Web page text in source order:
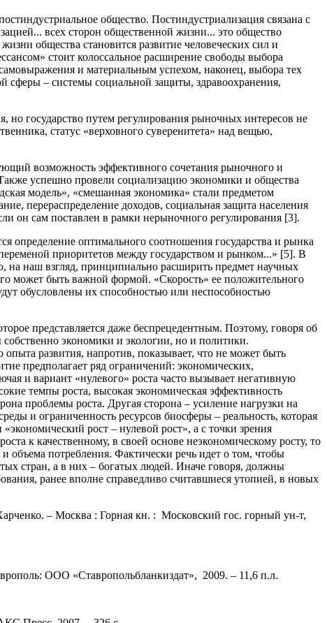
общество. Постиндустриализация связана с
всех сторон общественной жизни... это общество
общества становится развитие человеческих сил и
стоит колоссальное расширение свободы выбора
и материальным успехом, наконец, выбора тех
сферы – системы социальной защиты, здравоохранения,
государство путем регулирования рыночных интересов не
статус «верховного суверенитета» над вещью,
возможность эффективного сочетания рыночного и
успешно провели социализацию экономики и общества
модель», «смешанная экономика» стали предметом
перераспределение доходов, социальная защита населения
он сам поставлен в рамки нерыночного регулирования [3].
определение оптимального соотношения государства и рынка
приоритетов между государством и рынком...» [5]. В
на наш взгляд, принципиально расширить предмет научных
может быть важной формой. «Скорость» ее положительного
обусловлены их способностью или неспособностью
представляется даже беспрецедентным. Поэтому, говоря об
экономики и экологии, но и политики.
развития, напротив, показывает, что не может быть
предполагает ряд ограничений: экономических,
и вариант «нулевого» роста часто вызывает негативную
темпы роста, высокая экономическая эффективность
проблемы роста. Другая сторона – усиление нагрузки на
и ограниченность ресурсов биосферы – реальность, которая
рост – нулевой рост», а с точки зрения
к качественному, в своей основе неэкономическому росту, то
объема потребления. Фактически речь идет о том, чтобы
стран, а в них – богатых людей. Иначе говоря, должны
ранее вполне справедливо считавшиеся утопией, в новых
– Москва : Горная кн. : Московский гос. горный ун-т,
ООО «Ставропольбланкиздат», 2009. – 11,6 п.л.